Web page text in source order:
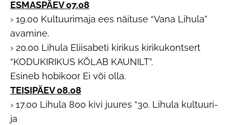
ESMASPÄEV 07.08
› 19.00 Kultuurimaja ees näituse “Vana Lihula”
avamine.
› 20.00 Lihula Eliisabeti kirikus kirikukontsert
“KODUKIRIKUS KÕLAB KAUNILT”.
Esineb hobikoor Ei või olla.
TEISIPÄEV 08.08
› 17.00 Lihula 800 kivi juures “30. Lihula kultuuri-
ja